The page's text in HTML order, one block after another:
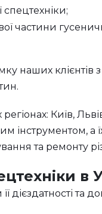
спецтехніки;
частини
наших клієнтів
Київ,
інструментом, а
та ремонту
в
та